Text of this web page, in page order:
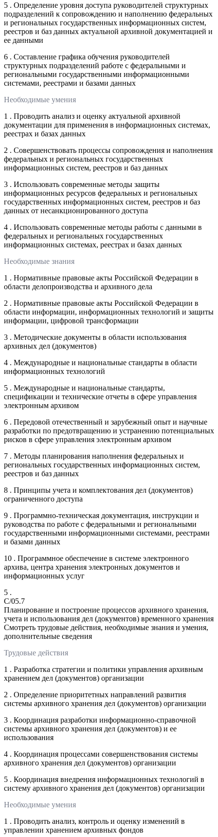
5 . Определение уровня доступа руководителей структурных
подразделений к сопровождению и наполнению федеральных
и региональных государственных информационных систем,
реестров и баз данных актуальной архивной документацией и
ее данными
6 . Составление графика обучения руководителей
структурных подразделений работе с федеральными и
региональными государственными информационными
системами, реестрами и базами данных
Необходимые умения
1 . Проводить анализ и оценку актуальной архивной
документации для применения в информационных системах,
реестрах и базах данных
2 . Совершенствовать процессы сопровождения и наполнения
федеральных и региональных государственных
информационных систем, реестров и баз данных
3 . Использовать современные методы защиты
информационных ресурсов федеральных и региональных
государственных информационных систем, реестров и баз
данных от несанкционированного доступа
4 . Использовать современные методы работы с данными в
федеральных и региональных государственных
информационных системах, реестрах и базах данных
Необходимые знания
1 . Нормативные правовые акты Российской Федерации в
области делопроизводства и архивного дела
2 . Нормативные правовые акты Российской Федерации в
области информации, информационных технологий и защиты
информации, цифровой трансформации
3 . Методические документы в области использования
архивных дел (документов)
4 . Международные и национальные стандарты в области
информационных технологий
5 . Международные и национальные стандарты,
спецификации и технические отчеты в сфере управления
электронным архивом
6 . Передовой отечественный и зарубежный опыт и научные
разработки по предотвращению и устранению потенциальных
рисков в сфере управления электронным архивом
7 . Методы планирования наполнения федеральных и
региональных государственных информационных систем,
реестров и баз данных
8 . Принципы учета и комплектования дел (документов)
ограниченного доступа
9 . Программно-техническая документация, инструкции и
руководства по работе с федеральными и региональными
государственными информационными системами, реестрами
и базами данных
10 . Программное обеспечение в системе электронного
архива, центра хранения электронных документов и
информационных услуг
5 .
C/05.7
Планирование и построение процессов архивного хранения,
учета и использования дел (документов) временного хранения
Смотреть трудовые действия, необходимые знания и умения,
дополнительные сведения
Трудовые действия
1 . Разработка стратегии и политики управления архивным
хранением дел (документов) организации
2 . Определение приоритетных направлений развития
системы архивного хранения дел (документов) организации
3 . Координация разработки информационно-справочной
системы архивного хранения дел (документов) и ее
использования
4 . Координация процессами совершенствования системы
архивного хранения дел (документов) организации
5 . Координация внедрения информационных технологий в
систему архивного хранения дел (документов) организации
Необходимые умения
1 . Проводить анализ, контроль и оценку изменений в
управлении хранением архивных фондов